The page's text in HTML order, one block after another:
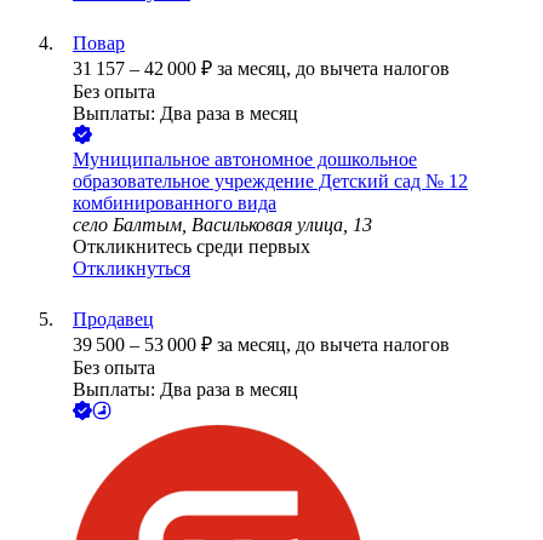
Повар
31 157 – 42 000 ₽ за месяц, до вычета налогов
Без опыта
Выплаты: Два раза в месяц
Муниципальное автономное дошкольное
образовательное учреждение Детский сад № 12
комбинированного вида
село Балтым, Васильковая улица, 13
Откликнитесь среди первых
Откликнуться
Продавец
39 500 – 53 000 ₽ за месяц, до вычета налогов
Без опыта
Выплаты: Два раза в месяц